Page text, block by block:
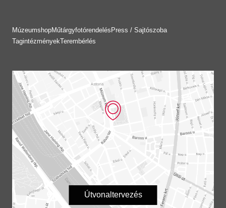
MúzeumshopMűtárgyfotórendelés Press / Sajtószoba
TagintézményekTerembérlés
Útvonaltervezés